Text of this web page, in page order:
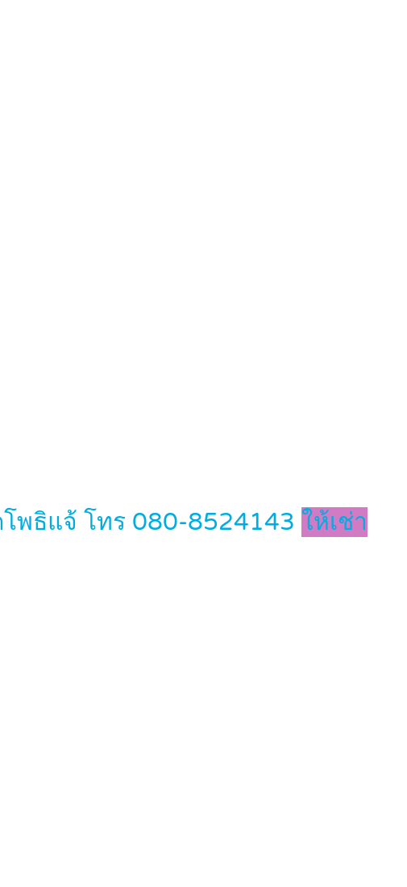
พธิแจ้ โทร 080-8524143 ให้เช่า